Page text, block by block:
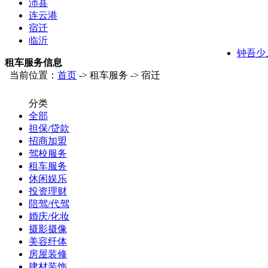
沛县
连云港
宿迁
临沂
钟吾少
租车服务信息
当前位置： 首页 -> 租车服务 -> 宿迁
分类
全部
担保/贷款
招商加盟
驾校服务
租车服务
休闲娱乐
投资理财
陪驾/代驾
婚庆/化妆
摄影摄像
美容纤体
房屋装修